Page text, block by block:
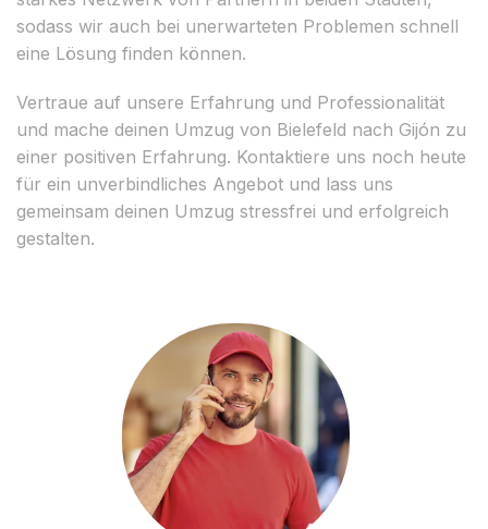
sodass wir auch bei unerwarteten Problemen schnell
eine Lösung finden können.
Vertraue auf unsere Erfahrung und Professionalität
und mache deinen Umzug von Bielefeld nach Gijón zu
einer positiven Erfahrung. Kontaktiere uns noch heute
für ein unverbindliches Angebot und lass uns
gemeinsam deinen Umzug stressfrei und erfolgreich
gestalten.